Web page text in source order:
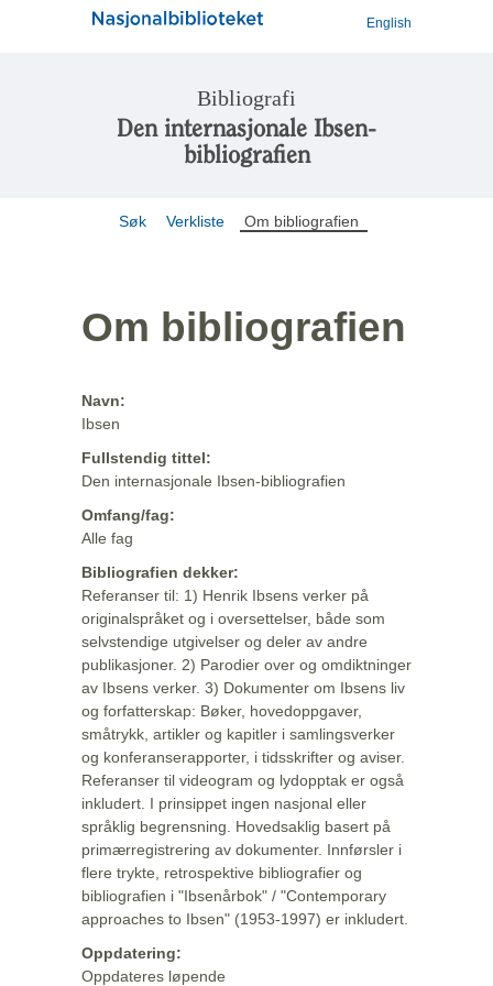
English
Bibliografi
Den internasjonale Ibsen-
bibliografien
Søk Verkliste Om bibliografien
Om bibliografien
Navn:
Ibsen
Fullstendig tittel:
Den internasjonale Ibsen-bibliografien
Omfang/fag:
Alle fag
Bibliografien dekker:
Referanser til: 1) Henrik Ibsens verker på
originalspråket og i oversettelser, både som
selvstendige utgivelser og deler av andre
publikasjoner. 2) Parodier over og omdiktninger
av Ibsens verker. 3) Dokumenter om Ibsens liv
og forfatterskap: Bøker, hovedoppgaver,
småtrykk, artikler og kapitler i samlingsverker
og konferanserapporter, i tidsskrifter og aviser.
Referanser til videogram og lydopptak er også
inkludert. I prinsippet ingen nasjonal eller
språklig begrensning. Hovedsaklig basert på
primærregistrering av dokumenter. Innførsler i
flere trykte, retrospektive bibliografier og
bibliografien i "Ibsenårbok" / "Contemporary
approaches to Ibsen" (1953-1997) er inkludert.
Oppdatering:
Oppdateres løpende